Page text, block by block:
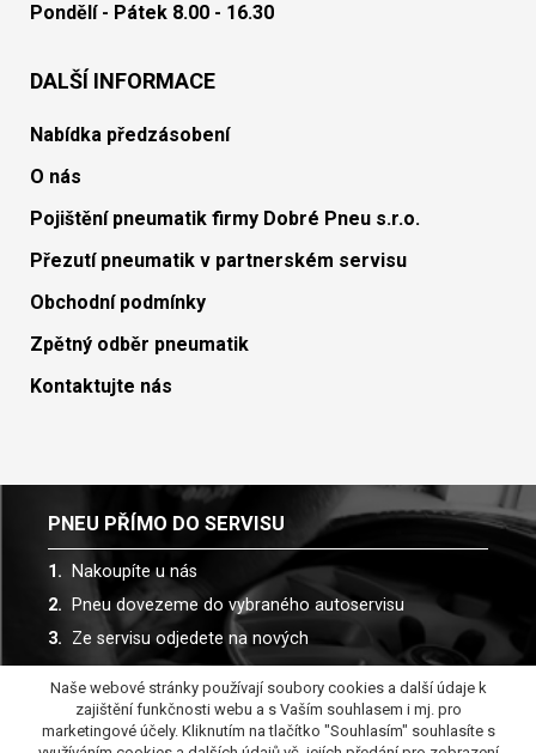
Pondělí - Pátek 8.00 - 16.30
DALŠÍ INFORMACE
Nabídka předzásobení
O nás
Pojištění pneumatik firmy Dobré Pneu s.r.o.
Přezutí pneumatik v partnerském servisu
Obchodní podmínky
Zpětný odběr pneumatik
Kontaktujte nás
PNEU PŘÍMO DO SERVISU
Nakoupíte u nás
Pneu dovezeme do vybraného autoservisu
Ze servisu odjedete na nových
Spolupracujeme s více než 30 autoservisy
Naše webové stránky používají soubory cookies a další údaje k
zajištění funkčnosti webu a s Vaším souhlasem i mj. pro
marketingové účely. Kliknutím na tlačítko "Souhlasím" souhlasíte s